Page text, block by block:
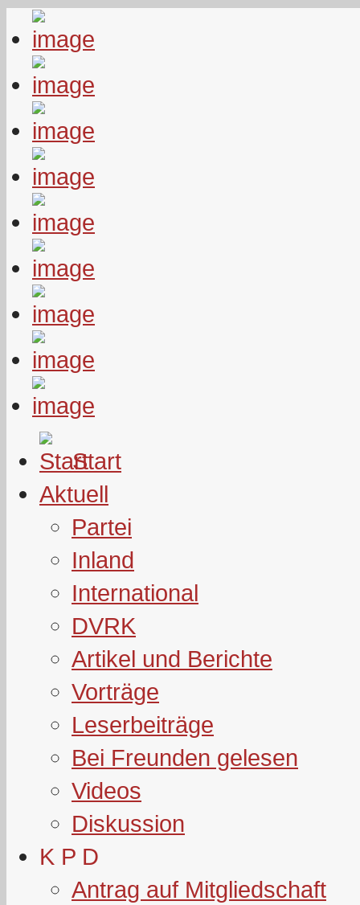
Start
Aktuell
Partei
Inland
International
DVRK
Artikel und Berichte
Vorträge
Leserbeiträge
Bei Freunden gelesen
Videos
Diskussion
K P D
Antrag auf Mitgliedschaft